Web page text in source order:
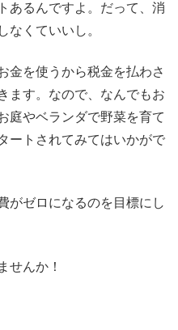
あるんですよ。だって、消
なくていいし。
金を使うから税金を払わさ
ます。なので、なんでもお
庭やベランダで野菜を育て
ートされてみてはいかがで
がゼロになるのを目標にし
せんか！